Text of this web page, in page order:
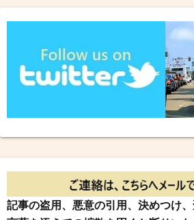
記事の盗用、悪意の引用、決めつけ